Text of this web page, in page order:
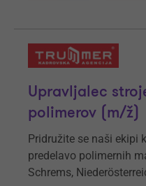
Upravljalec
polimerov (m/ž)
Pridružite se naši ekipi
predelavo polimernih
Schrems,